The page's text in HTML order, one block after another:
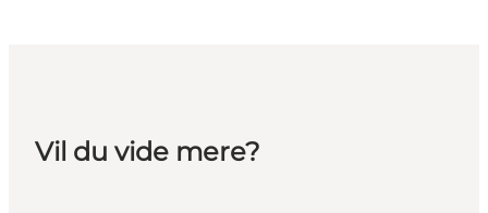
Vil du vide mere?